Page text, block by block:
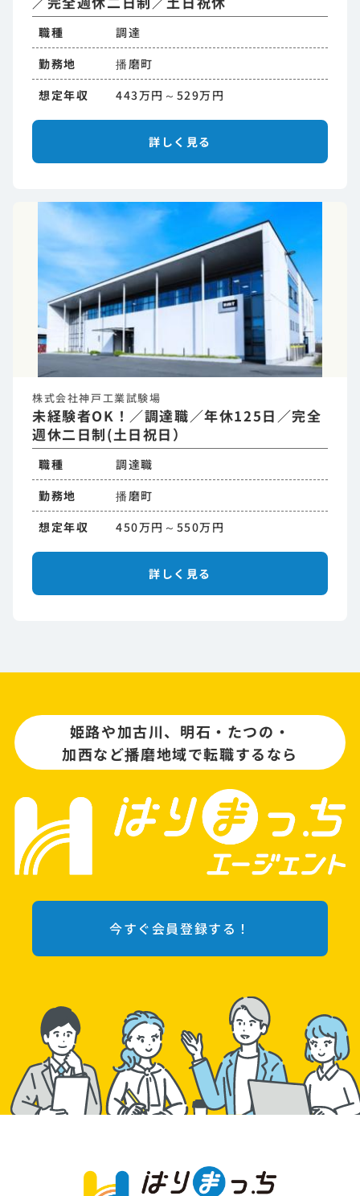
職種
調達
勤務地
播磨町
想定年収
443万円～529万円
詳しく見る
株式会社神戸工業試験場
未経験者OK！／調達職／年休125日／完全
週休二日制(土日祝日）
職種
調達職
勤務地
播磨町
想定年収
450万円～550万円
詳しく見る
姫路や加古川、明石・たつの・
加西など播磨地域で転職するなら
今すぐ会員登録する！